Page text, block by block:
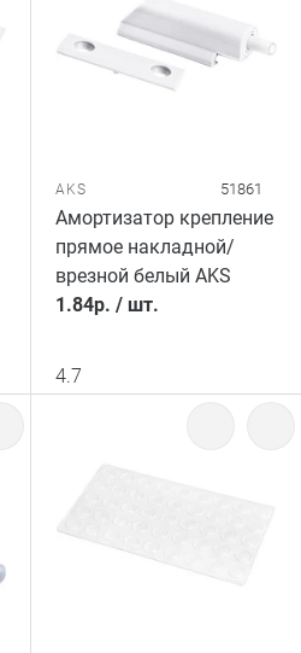
AKS 51861
Амортизатор крепление
прямое накладной/
врезной белый AKS
1.84р. / шт.
4.7